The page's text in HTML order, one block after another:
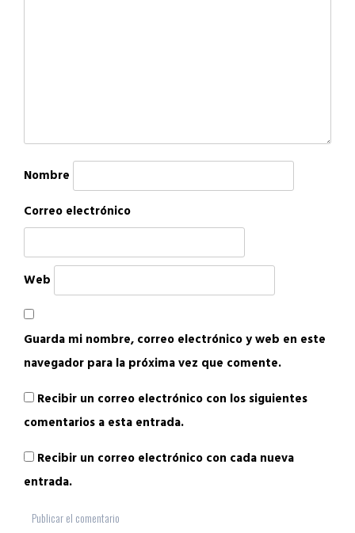
Nombre
Correo electrónico
Web
Guarda mi nombre, correo electrónico y web en este
navegador para la próxima vez que comente.
Recibir un correo electrónico con los siguientes
comentarios a esta entrada.
Recibir un correo electrónico con cada nueva
entrada.